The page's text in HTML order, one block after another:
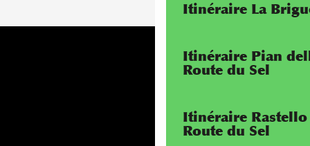
Itinéraire La
Itinéraire Pian
Route du Sel
Itinéraire
Route du Sel